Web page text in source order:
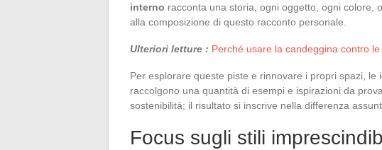
interno racconta una storia, ogni oggetto, ogni colore,
alla composizione di questo racconto personale.
Ulteriori letture : Perché usare la candeggina contro
Per esplorare queste piste e rinnovare i propri spazi, le
raccolgono una quantità di esempi e ispirazioni da
sostenibilità; il risultato si inscrive nella differenza
Focus sugli stili